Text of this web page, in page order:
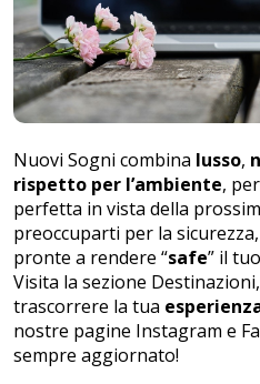
Nuovi Sogni combina lusso,
rispetto per l’ambiente,
perfetta in vista della
preoccuparti per la sicurezza
pronte a rendere “safe” il
Visita la sezione Destinazioni
trascorrere la tua
nostre pagine Instagram e
sempre aggiornato!